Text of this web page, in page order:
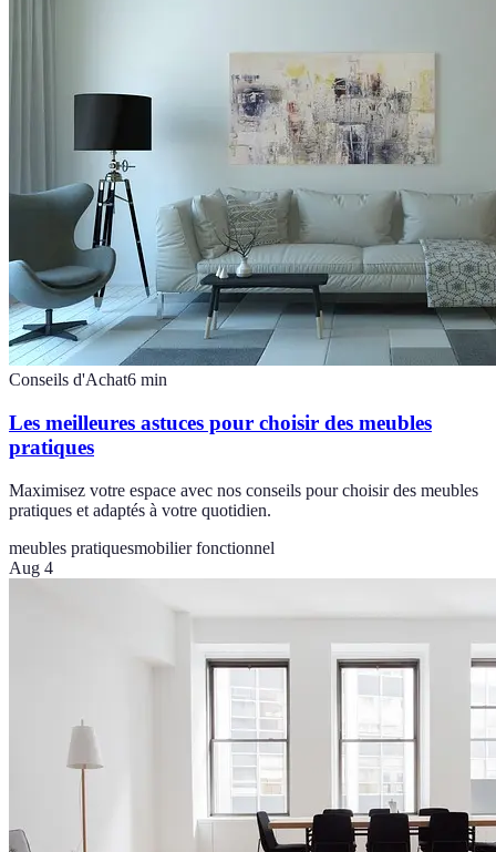
Conseils d'Achat6 min
Les meilleures astuces pour choisir des meubles
pratiques
Maximisez votre espace avec nos conseils pour choisir des meubles
pratiques et adaptés à votre quotidien.
meubles pratiquesmobilier fonctionnel
Aug 4